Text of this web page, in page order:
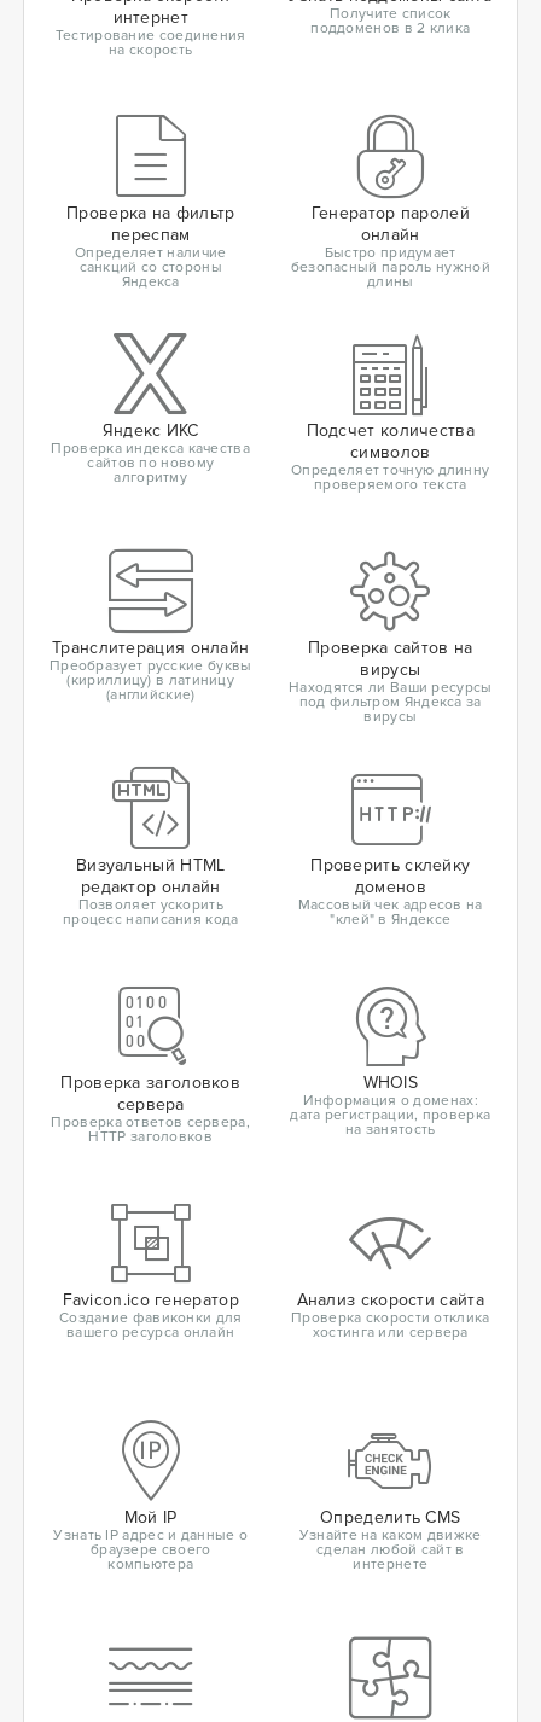
интернет
Тестирование соединения
на скорость
Получите список
поддоменов в 2 клика
Проверка на фильтр
переспам
Определяет наличие
санкций со стороны
Яндекса
Генератор паролей
онлайн
Быстро придумает
безопасный пароль нужной
длины
Яндекс ИКС
Проверка индекса качества
сайтов по новому
алгоритму
Подсчет количества
символов
Определяет точную длинну
проверяемого текста
Транслитерация онлайн
Преобразует русские буквы
(кириллицу) в латиницу
(английские)
Проверка сайтов на
вирусы
Находятся ли Ваши ресурсы
под фильтром Яндекса за
вирусы
Визуальный HTML
редактор онлайн
Позволяет ускорить
процесс написания кода
Проверить склейку
доменов
Массовый чек адресов на
"клей" в Яндексе
Проверка заголовков
сервера
Проверка ответов сервера,
HTTP заголовков
WHOIS
Информация о доменах:
дата регистрации, проверка
на занятость
Favicon.ico генератор
Создание фавиконки для
вашего ресурса онлайн
Анализ скорости сайта
Проверка скорости отклика
хостинга или сервера
Мой IP
Узнать IP адрес и данные о
браузере своего
компьютера
Определить CMS
Узнайте на каком движке
сделан любой сайт в
интернете